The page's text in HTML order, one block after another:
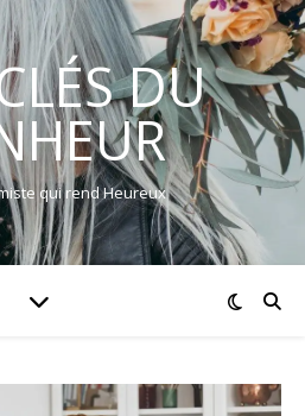
DU
qui rend Heureux